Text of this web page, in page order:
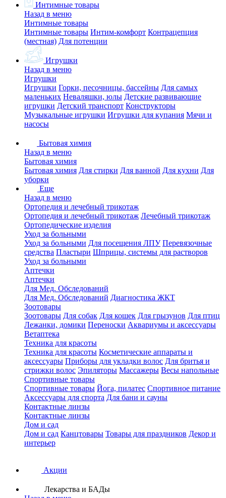
Интимные товары
Назад в меню
Интимные товары
Интимные товары Интим-комфорт Контрацепция
(местная) Для потенции
Игрушки
Назад в меню
Игрушки
Игрушки Горки, песочницы, бассейны Для самых
маленьких Неваляшки, юлы Детские развивающие
игрушки Детский транспорт Конструкторы
Музыкальные игрушки Игрушки для купания Мячи и
насосы
Бытовая химия
Назад в меню
Бытовая химия
Бытовая химия Для стирки Для ванной Для кухни Для
уборки
Еще
Назад в меню
Ортопедия и лечебный трикотаж
Ортопедия и лечебный трикотаж Лечебный трикотаж
Ортопедические изделия
Уход за больными
Уход за больными Для посещения ЛПУ Перевязочные
средства Пластыри Шприцы, системы для растворов
Уход за больными
Аптечки
Аптечки
Для Мед. Обследований
Для Мед. Обследований Диагностика ЖКТ
Зоотовары
Зоотовары Для собак Для кошек Для грызунов Для птиц
Лежанки, домики Переноски Аквариумы и аксессуары
Ветаптека
Техника для красоты
Техника для красоты Косметические аппараты и
аксессуары Приборы для укладки волос Для бритья и
стрижки волос Эпиляторы Массажеры Весы напольные
Спортивные товары
Спортивные товары Йога, пилатес Спортивное питание
Аксессуары для спорта Для бани и сауны
Контактные линзы
Контактные линзы
Дом и сад
Дом и сад Канцтовары Товары для праздников Декор и
интерьер
Акции
Лекарства и БАДы